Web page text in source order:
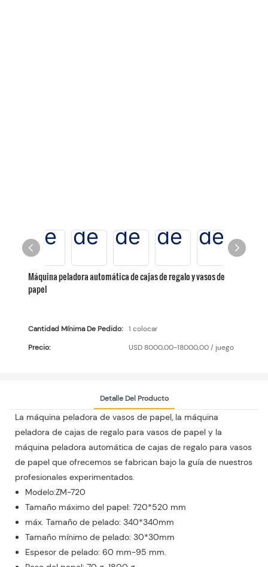
Máquina peladora automática de cajas de regalo y vasos de
papel
Cantidad Mínima De Pedido:
1 colocar
Precio:
USD 8000,00-18000,00 / juego
Detalle Del Producto
La máquina peladora de vasos de papel, la máquina
peladora de cajas de regalo para vasos de papel y la
máquina peladora automática de cajas de regalo para vasos
de papel que ofrecemos se fabrican bajo la guía de nuestros
profesionales experimentados.
Modelo:ZM-720
Tamaño máximo del papel: 720*520 mm
máx. Tamaño de pelado: 340*340mm
Tamaño mínimo de pelado: 30*30mm
Espesor de pelado: 60 mm-95 mm.